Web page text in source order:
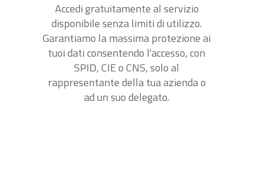
Accedi gratuitamente al servizio
disponibile senza limiti di utilizzo.
Garantiamo la massima protezione ai
tuoi dati consentendo l'accesso, con
SPID, CIE o CNS, solo al
rappresentante della tua azienda o
ad un suo delegato.